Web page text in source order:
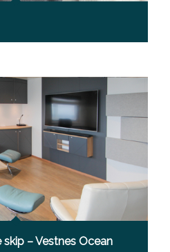
skip – Vestnes Ocean